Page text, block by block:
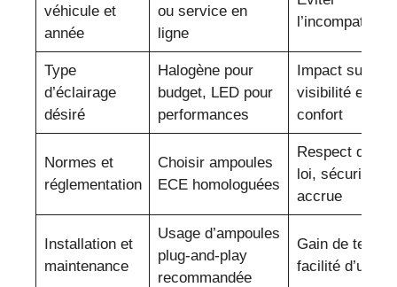
véhicule et
année
ou service en
ligne
Type
d’éclairage
désiré
Halogène pour
budget, LED pour
performances
Impact sur
visibilité et
confort
Normes et
réglementation
Choisir ampoules
ECE homologuées
Respect de la
loi, sécurité
accrue
Installation et
maintenance
Usage d’ampoules
plug-and-play
recommandée
Gain de temps,
facilité d’usage